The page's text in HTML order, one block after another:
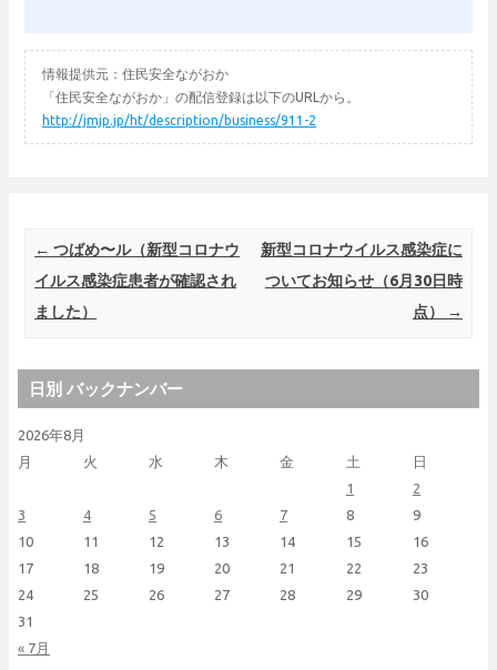
情報提供元：住民安全ながおか
「住民安全ながおか」の配信登録は以下のURLから。
http://jmjp.jp/ht/description/business/911-2
Post navigation
← つばめ〜ル（新型コロナウ
イルス感染症患者が確認され
ました）
新型コロナウイルス感染症に
ついてお知らせ（6月30日時
点）
→
日別 バックナンバー
2026年8月
月
火 水 木 金 土 日
« 7月
1
2
3
4 5 6 7 8
9
10
11 12 13 14 15
16
17
18 19 20 21 22
23
24
25 26 27 28 29
30
31